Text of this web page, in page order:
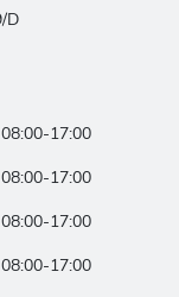
D
08:00-17:00
08:00-17:00
08:00-17:00
08:00-17:00